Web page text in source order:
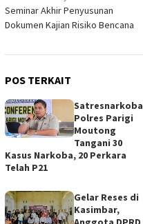
pos
Seminar Akhir Penyusunan
Dokumen Kajian Risiko Bencana
POS TERKAIT
Satresnarkoba
Polres Parigi
Moutong
Tangani 30
Kasus Narkoba, 20 Perkara
Telah P21
Gelar Reses di
Kasimbar,